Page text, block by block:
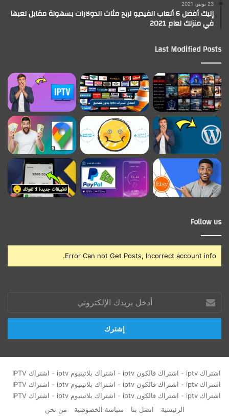
23 يونيو، 2021
إليك أفضل 6 ألعاب الفيديو لربح مئات الدولارات بسهولة مقابل لعبها
في منزلك لعام 2021
Last Modified Posts
Follow us
Error Can not Get Posts, Incorrect account info.
بريدك
الإلكتروني
اشتراك iptv - اشتراك فالكون iptv - اشتراك بلاتينيوم iptv - اشتراك IPTV
اشتراك iptv
- اشتراك فالكون iptv - اشتراك بلاتينيوم iptv - اشتراك IPTV
اشتراك iptv
- اشتراك فالكون iptv - اشتراك بلاتينيوم iptv - اشتراك IPTV
الرئيسية
اتصل بنا سياسة الخصوصية من نحن